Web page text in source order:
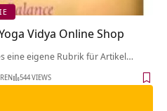
Vidya Online Shop
eine eigene Rubrik für Artikel…
544 VIEWS